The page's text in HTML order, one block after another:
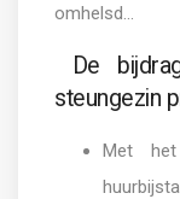
omhelsd...
De
steungezin
Met